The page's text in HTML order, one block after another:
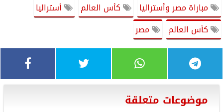
مباراة مصر وأستراليا
كأس العالم
أستراليا
كأس العالم
مصر
موضوعات متعلقة